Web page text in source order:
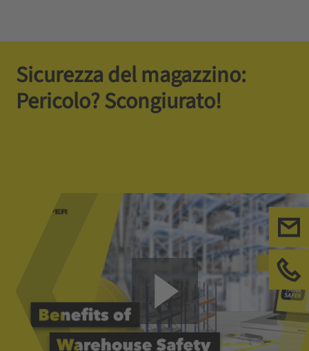
Sicurezza del magazzino:
Pericolo? Scongiurato!